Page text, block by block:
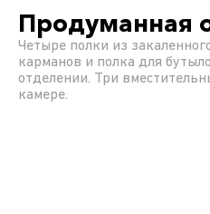
Продуманная
Четыре полки из
карманов и полка для
отделении. Три
камере.